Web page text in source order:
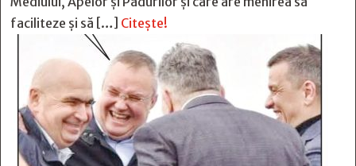
faciliteze și să […] Citește!